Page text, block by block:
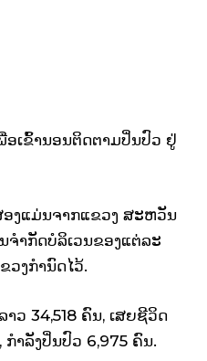
ເຂົ້ານອນຕິດຕາມປິ່ນປົວ ຢູ່
ອງແມ່ນຈາກແຂວງ ສະຫວັນ
ຈໍາກັດບໍລິເວນຂອງແຕ່ລະ
ວງກໍານົດໄວ້.
ວ 34,518 ຄົນ, ເສຍຊີວິດ
າລັງປິ່ນປົວ 6,975 ຄົນ.